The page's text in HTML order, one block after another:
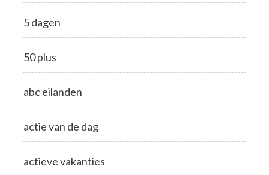
5 dagen
50 plus
abc eilanden
actie van de dag
actieve vakanties